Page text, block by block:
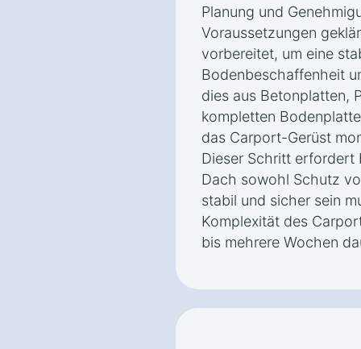
Planung und
Voraussetzungen
vorbereitet, um eine
Bodenbeschaffenheit
dies aus Betonplatten,
kompletten
das Carport-Gerüst
Dieser Schritt erfordert
Dach sowohl Schutz
stabil und sicher sein
Komplexität des
bis mehrere Wochen